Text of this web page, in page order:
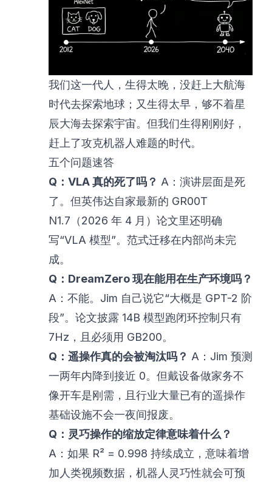
我们这一代人，生得太晚，没赶上大航海
时代去探索地球；又生得太早，够不着星
辰大海去探索宇宙。但我们生得刚刚好，
赶上了攻克机器人难题的时代。
五个问题速答
Q：VLA 真的死了吗？ A：演讲层面是死
了。但英伟达自家最新的 GR00T
N1.7（2026 年 4 月）论文里还明确
写“VLA 模型”。范式迁移在内部尚未完
成。
Q：DreamZero 现在能用在生产环境吗？
A：不能。Jim 自己说它“大概是 GPT-2 阶
段”。论文披露 14B 模型跑闭环控制只有
7Hz，且必须用 GB200。
Q：遥操作真的会被淘汰吗？ A：Jim 预测
一两年内降到接近 0。但戴设备做家务不
像开车是刚需，且行业大量已有的遥操作
基础设施不会一夜间报废。
Q：灵巧操作的缩放定律意味着什么？
A：如果 R² = 0.998 持续成立，意味着增
加人类视频数据，机器人灵巧性就会可预